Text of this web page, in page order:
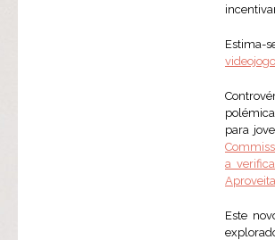
Estima-
para
a
Este